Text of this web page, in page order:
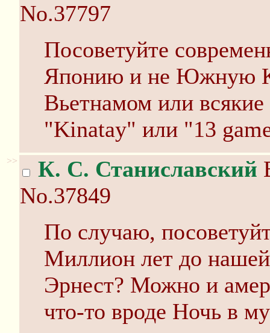
No.37797
Посоветуйте
Японию и не Южную
Вьетнамом или
"Kinatay" или "13
>> К. С. Станиславский
No.37849
По случаю,
Миллион лет до
Эрнест? Можно и
что-то вроде Ночь в